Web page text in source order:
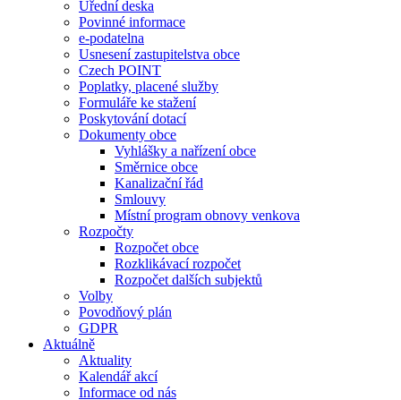
Úřední deska
Povinné informace
e-podatelna
Usnesení zastupitelstva obce
Czech POINT
Poplatky, placené služby
Formuláře ke stažení
Poskytování dotací
Dokumenty obce
Vyhlášky a nařízení obce
Směrnice obce
Kanalizační řád
Smlouvy
Místní program obnovy venkova
Rozpočty
Rozpočet obce
Rozklikávací rozpočet
Rozpočet dalších subjektů
Volby
Povodňový plán
GDPR
Aktuálně
Aktuality
Kalendář akcí
Informace od nás